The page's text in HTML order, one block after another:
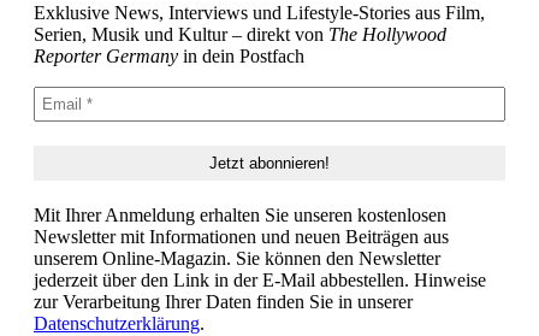
Exklusive News, Interviews und Lifestyle-Stories aus Film,
Serien, Musik und Kultur – direkt von The Hollywood
Reporter Germany in dein Postfach
Mit Ihrer Anmeldung erhalten Sie unseren kostenlosen
Newsletter mit Informationen und neuen Beiträgen aus
unserem Online-Magazin. Sie können den Newsletter
jederzeit über den Link in der E-Mail abbestellen. Hinweise
zur Verarbeitung Ihrer Daten finden Sie in unserer
Datenschutzerklärung.